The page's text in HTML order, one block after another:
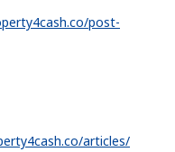
post-
articles/